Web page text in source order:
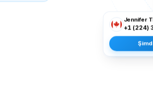
Jennifer
+1 (224)